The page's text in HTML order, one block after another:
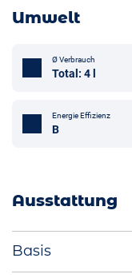
Umwelt
Ø Verbrauch
Total: 4 l
Energie Effizienz
B
Ausstattung
Basis